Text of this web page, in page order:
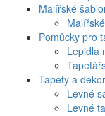
Malířské
Pomůcky pro
Lepidla
Tapety a
Levné
Levné